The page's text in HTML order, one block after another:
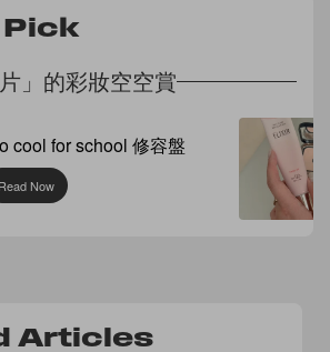
」的彩妝空空賞
cool for school 修容盤
Read Now
Articles